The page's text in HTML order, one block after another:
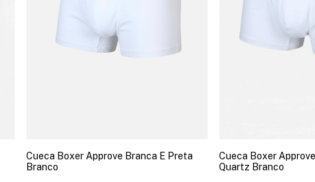
Cueca Boxer Approve Branca E Preta
Branco
Cueca Boxer
Quartz Branco